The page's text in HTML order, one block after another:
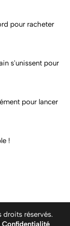
pour racheter
s'unissent pour
pour lancer
!
réservés.
Confidentialité